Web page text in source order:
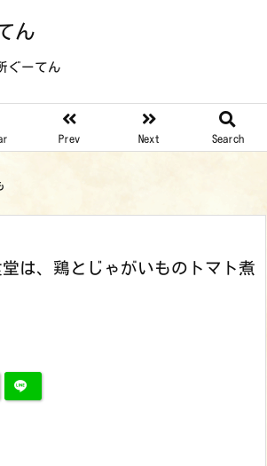
ぐーてん
Prev Next Search
堂は、鶏とじゃがいものトマト煮